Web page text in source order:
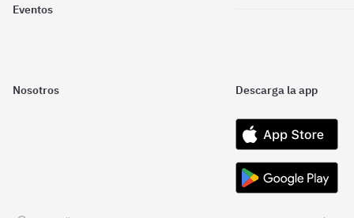
Eventos
Nosotros Descarga la app